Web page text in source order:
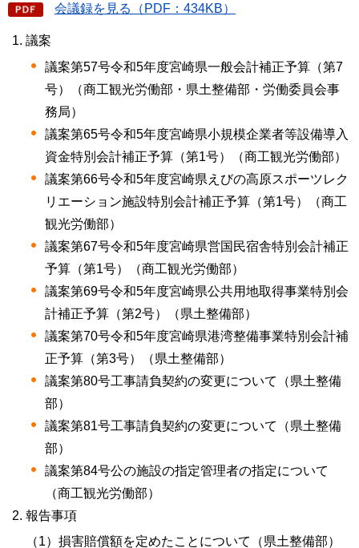
会議録を見る（PDF：434KB）
議案
議案第57号令和5年度宮崎県一般会計補正予算（第7
号）（商工観光労働部・県土整備部・労働委員会事
務局）
議案第65号令和5年度宮崎県小規模企業者等設備導入
資金特別会計補正予算（第1号）（商工観光労働部）
議案第66号令和5年度宮崎県えびの高原スポーツレク
リエーション施設特別会計補正予算（第1号）（商工
観光労働部）
議案第67号令和5年度宮崎県営国民宿舎特別会計補正
予算（第1号）（商工観光労働部）
議案第69号令和5年度宮崎県公共用地取得事業特別会
計補正予算（第2号）（県土整備部）
議案第70号令和5年度宮崎県港湾整備事業特別会計補
正予算（第3号）（県土整備部）
議案第80号工事請負契約の変更について（県土整備
部）
議案第81号工事請負契約の変更について（県土整備
部）
議案第84号公の施設の指定管理者の指定について
（商工観光労働部）
報告事項
（1）損害賠償額を定めたことについて（県土整備部）